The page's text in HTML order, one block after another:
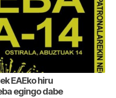
EAEko hiru
egingo dabe